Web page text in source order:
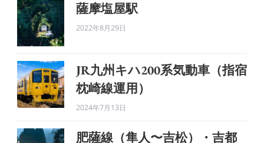
薩摩塩屋駅
2022年8月29日
JR九州キハ200系気動車（指宿
枕崎線運用）
2024年7月13日
肥薩線（隼人〜吉松）・吉都